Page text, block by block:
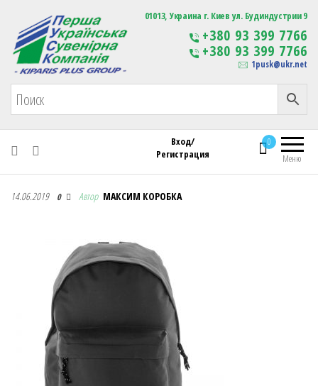
Первая Украинская Сувенирная Компания Изготовление
сувенирной продукции
с логотипом
01013, Украина г. Киев ул. Будиндустрии 9
+380 93 399 7766
+380 93 399 7766
1pusk@ukr.net
Меню
0
Вход/
Регистрация
Первая Украинская Сувенирная Компания
14.06.2019 0 Автор МАКСИМ КОРОБКА